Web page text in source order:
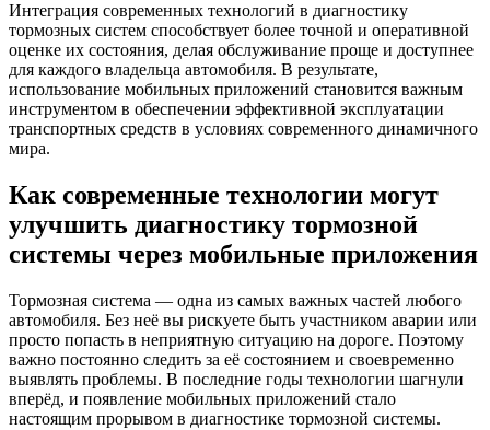
Интеграция современных технологий в диагностику
тормозных систем способствует более точной и оперативной
оценке их состояния, делая обслуживание проще и доступнее
для каждого владельца автомобиля. В результате,
использование мобильных приложений становится важным
инструментом в обеспечении эффективной эксплуатации
транспортных средств в условиях современного динамичного
мира.
Как современные технологии могут
улучшить диагностику тормозной
системы через мобильные приложения
Тормозная система — одна из самых важных частей любого
автомобиля. Без неё вы рискуете быть участником аварии или
просто попасть в неприятную ситуацию на дороге. Поэтому
важно постоянно следить за её состоянием и своевременно
выявлять проблемы. В последние годы технологии шагнули
вперёд, и появление мобильных приложений стало
настоящим прорывом в диагностике тормозной системы.